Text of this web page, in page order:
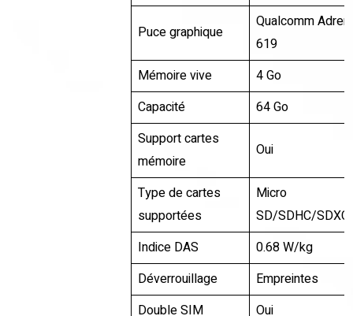
Puce graphique
Qualcomm
619
Mémoire vive
4 Go
Capacité
64 Go
Support cartes
mémoire
Oui
Type de cartes
supportées
Micro
SD/SDHC/SDXC
Indice DAS
0.68 W/kg
Déverrouillage
Empreintes
Double SIM
Oui